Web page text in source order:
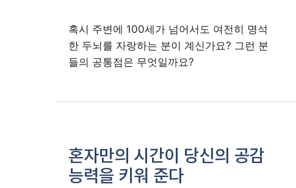
혹시 주변에 100세가 넘어서도 여전히 명석
한 두뇌를 자랑하는 분이 계신가요? 그런 분
들의 공통점은 무엇일까요?
혼자만의 시간이 당신의 공감
능력을 키워 준다